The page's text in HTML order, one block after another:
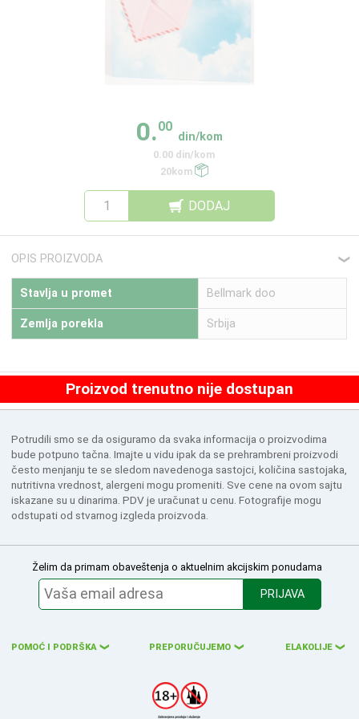
0.00
din/kom
0.00 din/kom
20kom
DODAJ
OPIS PROIZVODA ❮
Stavlja u promet Bellmark doo
Zemlja porekla Srbija
Proizvod trenutno nije dostupan
Potrudili smo se da osiguramo da svaka informacija o proizvodima
bude potpuno tačna. Imajte u vidu ipak da se prehrambreni proizvodi
često menjanju te se sledom navedenoga sastojci, količina sastojaka,
nutritivna vrednost, alergeni mogu promeniti. Sve cene na ovom sajtu
iskazane su u dinarima. PDV je uračunat u cenu. Fotografije mogu
odstupati od stvarnog izgleda proizvoda.
Želim da primam obaveštenja o aktuelnim akcijskim ponudama
PRIJAVA
POMOĆ I PODRŠKA ❮ PREPORUČUJEMO ❮ ELAKOLIJE ❮